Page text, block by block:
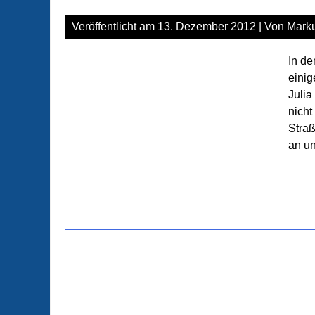
Veröffentlicht am 13. Dezember 2012 | Von
In
Julia
nicht
an